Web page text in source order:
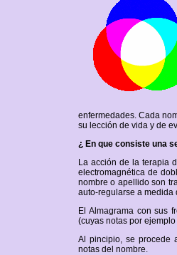
enfermedades. Cada
su lección de vida y de
¿ En que consiste una
La acción de la terapia
electromagnética de
nombre o apellido son
auto-regularse a medida
El Almagrama con sus
(cuyas notas por
Al pincipio, se procede
notas del nombre.